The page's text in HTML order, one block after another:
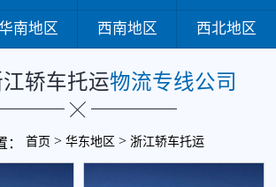
西南地区
西北地区
南地区 西南地区 西北地区
轿车托运物流专线公司
首页 > 华东地区 > 浙江轿车托运